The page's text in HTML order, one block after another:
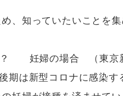
、知っていたいことを集
？ 妊婦の場合 （東京
は新型コロナに感染す